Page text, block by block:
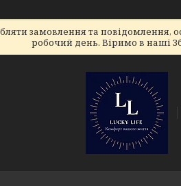
замовлення та повідомлення,
робочий день. Віримо в наші